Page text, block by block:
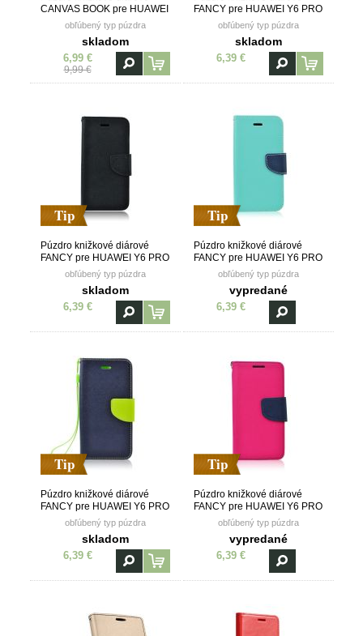
CANVAS BOOK pre HUAWEI
Y6 PRO (2019)/HONOR
PLAY 8A - šedé
obľúbený typ púzdra
skladom
6,99 €
9,99 €
FANCY pre HUAWEI Y6 PRO
(2019)/HONOR PLAY 8A -
červeno modré
obľúbený typ púzdra
skladom
6,39 €
Tip
Púzdro knižkové diárové
FANCY pre HUAWEI Y6 PRO
(2019)/HONOR PLAY 8A -
obľúbený typ púzdra
skladom
6,39 €
Tip
Púzdro knižkové diárové
FANCY pre HUAWEI Y6 PRO
(2019)/HONOR PLAY 8A -
mätovo modré
obľúbený typ púzdra
vypredané
6,39 €
Tip
Púzdro knižkové diárové
FANCY pre HUAWEI Y6 PRO
(2019)/HONOR PLAY 8A -
obľúbený typ púzdra
skladom
6,39 €
Tip
Púzdro knižkové diárové
FANCY pre HUAWEI Y6 PRO
(2019)/HONOR PLAY 8A -
ružovo modré
obľúbený typ púzdra
vypredané
6,39 €